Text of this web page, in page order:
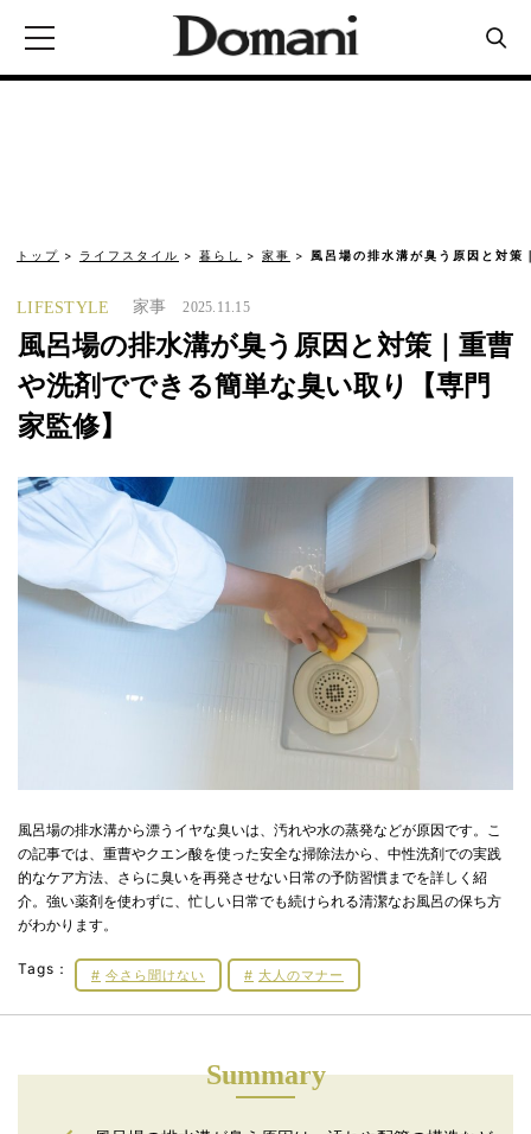
トップ ライフスタイル 暮らし 家事 風呂場の排水溝が臭う原因と対
LIFESTYLE 家事 2025.11.15
風呂場の排水溝が臭う原因と対策｜重曹
や洗剤でできる簡単な臭い取り【専門
家監修】
風呂場の排水溝から漂うイヤな臭いは、汚れや水の蒸発などが原因です。こ
の記事では、重曹やクエン酸を使った安全な掃除法から、中性洗剤での実践
的なケア方法、さらに臭いを再発させない日常の予防習慣までを詳しく紹
介。強い薬剤を使わずに、忙しい日常でも続けられる清潔なお風呂の保ち方
がわかります。
Tags： 今さら聞けない 大人のマナー
Summary